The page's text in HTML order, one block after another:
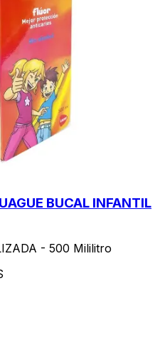
BUCAL INFANTIL
- 500 Mililitro